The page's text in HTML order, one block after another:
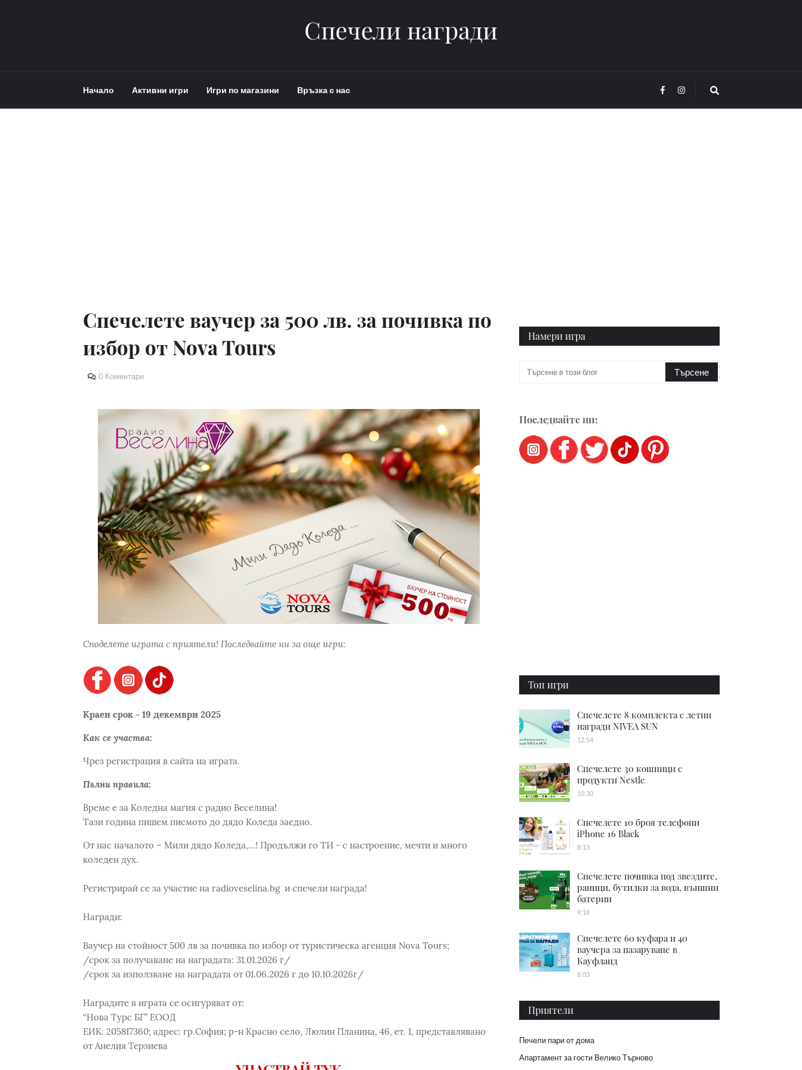
Спечели награди
Начало Активни игри Игри по магазини Връзка с нас
Спечелете ваучер за 500 лв. за почивка по
избор от Nova Tours
0 Коментари
Споделете играта с приятели! Последвайте ни за още игри:
Краен срок - 19 декември 2025
Как се участва:
Чрез регистрация в сайта на играта.
Пълни правила:
Време е за Коледна магия с радио Веселина!
Тази година пишем писмото до дядо Коледа заедно.
От нас началото – Мили дядо Коледа,...! Продължи го ТИ - с настроение, мечти и много
коледен дух.
Регистрирай се за участие на radioveselina.bg и спечели награда!
Награди:
Ваучер на стойност 500 лв за почивка по избор от туристическа агенция Nova Tours;
/срок за получаване на наградата: 31.01.2026 г/
/срок за използване на наградата от 01.06.2026 г до 10.10.2026г/
Наградите в играта се осигуряват от:
“Нова Турс БГ” ЕООД
ЕИК: 205817360; адрес: гр.София; р-н Красно село, Люлин Планина, 46, ет. 1, представлявано
от Анелия Терзиева
Намери игра
Последвайте ни:
Топ игри
Спечелете 8 комплекта с летни
награди NIVEA SUN
12:54
Спечелете 30 кошници с
продукти Nestle
10:30
Спечелете 10 броя телефони
iPhone 16 Black
8:13
Спечелете почивка под звездите,
раници, бутилки за вода, външни
батерии
9:18
Спечелете 60 куфара и 40
ваучера за пазаруване в
Кауфланд
8:03
Приятели
Печели пари от дома
Апартамент за гости Велико Търново